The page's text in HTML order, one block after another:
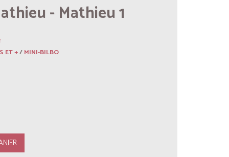
- Mathieu 1
ET +/MINI-BILBO